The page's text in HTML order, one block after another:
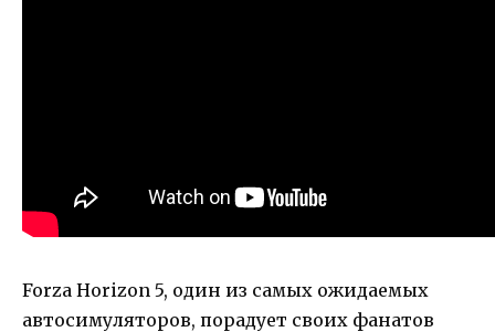
Forza Horizon 5, один из самых ожидаемых
автосимуляторов, порадует своих фанатов